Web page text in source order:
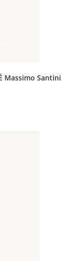
Massimo Santini